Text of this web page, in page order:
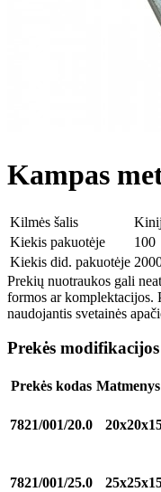
Kampas
Kilmės šalis
Kiekis pakuotėje
100
Kiekis did. pakuotėje
Prekių nuotraukos gali
formos ar komplektacijos.
naudojantis svetainės
Prekės modifikacijos
Prekės kodas
7821/001/20.0
7821/001/25.0